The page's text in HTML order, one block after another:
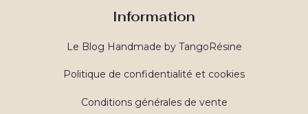
Information
Le Blog Handmade by TangoRésine
Politique de confidentialité et cookies
Conditions générales de vente